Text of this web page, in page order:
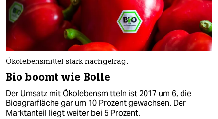
Ökolebensmittel stark nachgefragt
Bio boomt wie Bolle
Der Umsatz mit Ökolebensmitteln ist 2017 um 6, die
Bioagrarfläche gar um 10 Prozent gewachsen. Der
Marktanteil liegt weiter bei 5 Prozent.